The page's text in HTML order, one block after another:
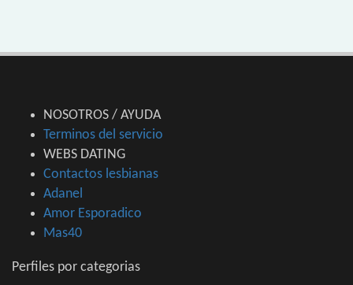
NOSOTROS / AYUDA
Terminos del servicio
WEBS DATING
Contactos lesbianas
Adanel
Amor Esporadico
Mas40
Perfiles por categorias